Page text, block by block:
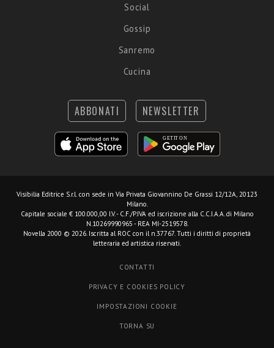
Social
Gossip
Sanremo
Cucina
ABBONATI NEWSLETTER
Visibilia Editrice S.r.l. con sede in Via Privata Giovannino De Grassi 12/12A, 20123
Milano.
Capitale sociale € 100.000,00 I.V. - C.F./P.IVA ed iscrizione alla C.C.I.A.A. di Milano
N.10269990965 - REA MI-2519578.
Novella 2000 © 2026. Iscritta al ROC con il n.37767. Tutti i diritti di proprietà
letteraria ed artistica riservati.
CONTATTI
PRIVACY E COOKIES POLICY
IMPOSTAZIONI COOKIE
TORNA SU